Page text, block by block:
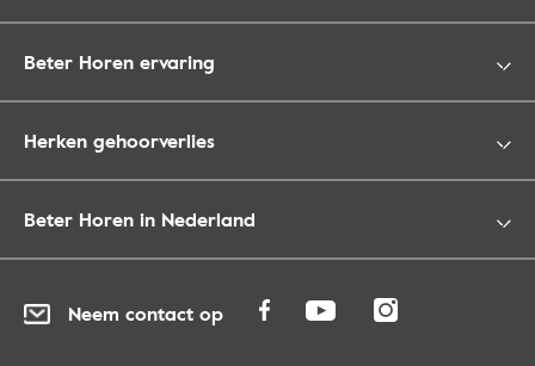
Beter Horen ervaring
Herken gehoorverlies
Beter Horen in Nederland
Neem contact op